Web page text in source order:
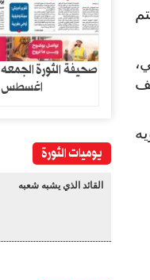
اغسطس 2026
يوميات الثورة
القائد الذي يشبه شعبه